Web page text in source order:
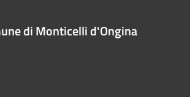
di Monticelli d'Ongina